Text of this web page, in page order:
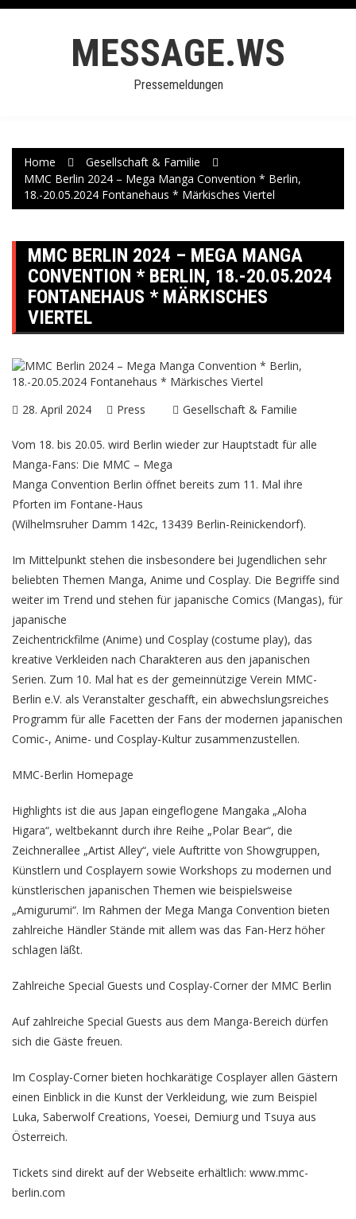
Skip
MESSAGE.WS
Pressemeldungen
Home
Gesellschaft & Familie
MMC Berlin 2024 – Mega Manga Convention * Berlin,
18.-20.05.2024 Fontanehaus * Märkisches Viertel
MMC BERLIN 2024 – MEGA MANGA
CONVENTION * BERLIN, 18.-20.05.2024
FONTANEHAUS * MÄRKISCHES
VIERTEL
28. April 2024 Press Gesellschaft & Familie
Vom 18. bis 20.05. wird Berlin wieder zur Hauptstadt für alle
Manga-Fans: Die MMC – Mega
Manga Convention Berlin öffnet bereits zum 11. Mal ihre
Pforten im Fontane-Haus
(Wilhelmsruher Damm 142c, 13439 Berlin-Reinickendorf).
Im Mittelpunkt stehen die insbesondere bei Jugendlichen sehr
beliebten Themen Manga, Anime und Cosplay. Die Begriffe sind
weiter im Trend und stehen für japanische Comics (Mangas), für
japanische
Zeichentrickfilme (Anime) und Cosplay (costume play), das
kreative Verkleiden nach Charakteren aus den japanischen
Serien. Zum 10. Mal hat es der gemeinnützige Verein MMC-
Berlin e.V. als Veranstalter geschafft, ein abwechslungsreiches
Programm für alle Facetten der Fans der modernen japanischen
Comic-, Anime- und Cosplay-Kultur zusammenzustellen.
MMC-Berlin Homepage
Highlights ist die aus Japan eingeflogene Mangaka „Aloha
Higara“, weltbekannt durch ihre Reihe „Polar Bear“, die
Zeichnerallee „Artist Alley“, viele Auftritte von Showgruppen,
Künstlern und Cosplayern sowie Workshops zu modernen und
künstlerischen japanischen Themen wie beispielsweise
„Amigurumi“. Im Rahmen der Mega Manga Convention bieten
zahlreiche Händler Stände mit allem was das Fan-Herz höher
schlagen läßt.
Zahlreiche Special Guests und Cosplay-Corner der MMC Berlin
Auf zahlreiche Special Guests aus dem Manga-Bereich dürfen
sich die Gäste freuen.
Im Cosplay-Corner bieten hochkarätige Cosplayer allen Gästern
einen Einblick in die Kunst der Verkleidung, wie zum Beispiel
Luka, Saberwolf Creations, Yoesei, Demiurg und Tsuya aus
Österreich.
Tickets sind direkt auf der Webseite erhältlich: www.mmc-
berlin.com